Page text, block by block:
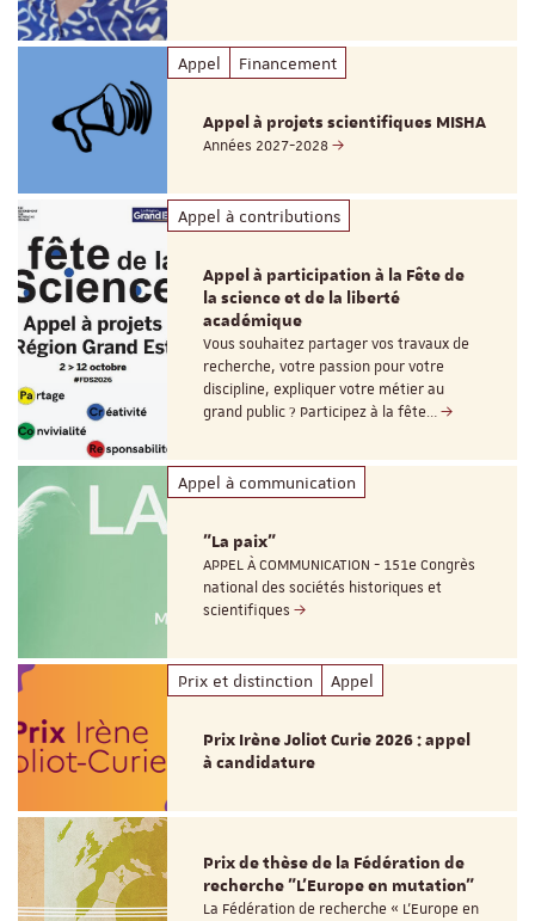
Appel Financement
Appel à projets scientifiques MISHA
Années 2027-2028
Appel à contributions
Appel à participation à la Fête de
la science et de la liberté
académique
Vous souhaitez partager vos travaux de
recherche, votre passion pour votre
discipline, expliquer votre métier au
grand public ? Participez à la fête…
Appel à communication
"La paix"
APPEL À COMMUNICATION - 151e Congrès
national des sociétés historiques et
scientifiques
Prix et distinction Appel
Prix Irène Joliot Curie 2026 : appel
à candidature
Prix de thèse de la Fédération de
recherche "L’Europe en mutation"
La Fédération de recherche « L’Europe en